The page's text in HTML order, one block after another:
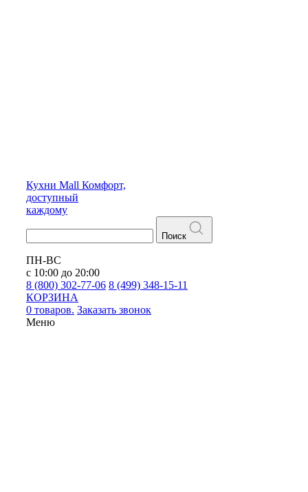
Кухни Mall Комфорт,
доступный
каждому
Поиск
ПН-ВС
с 10:00 до 20:00
8 (800) 302-77-06 8 (499) 348-15-11
КОРЗИНА
0 товаров. Заказать звонок
Меню